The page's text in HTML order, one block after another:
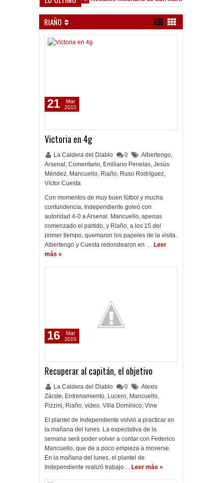
RIAÑO
Victoria en 4g
La Caldera del Diablo 0 Albertengo,
Arsenal , Comentario, Emiliano Penelas, Jesús
Méndez, Mancuello, Riaño, Ruso Rodríguez,
Víctor Cuesta
Con momentos de muy buen fútbol y mucha
contundencia, Independiente goleó con
autoridad 4-0 a Arsenal. Mancuello, apenas
comenzado el partido, y Riaño, a los 15 del
primer tiempo, quemaron los papeles de la visita.
Albertengo y Cuesta redondearon en … Leer
más »
21
Mar
2015
Recuperar al capitán, el objetivo
La Caldera del Diablo 0
Alexis
Zárate, Entrenamiento, Lucero, Mancuello,
Pizzini, Riaño, video, Villa Domínico, Vine
El plantel de Independiente volvió a practicar en
la mañana del lunes. La expectativa de la
semana será poder volver a contar con Federico
Mancuello, que de a poco empieza a moverse.
En la mañana del lunes, el plantel de
Independiente realizó trabajo… Leer más »
16
Mar
2015